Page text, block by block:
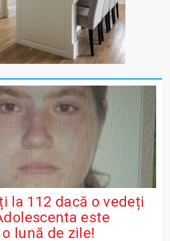
la 112 dacă o vedeți
este
lună de zile!